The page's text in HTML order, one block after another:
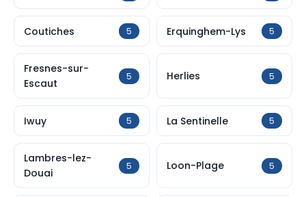
Coutiches 5 Erquinghem-Lys 5
Fresnes-sur-
Escaut
5 Herlies 5
Iwuy 5 La Sentinelle 5
Lambres-lez-
Douai
5 Loon-Plage 5